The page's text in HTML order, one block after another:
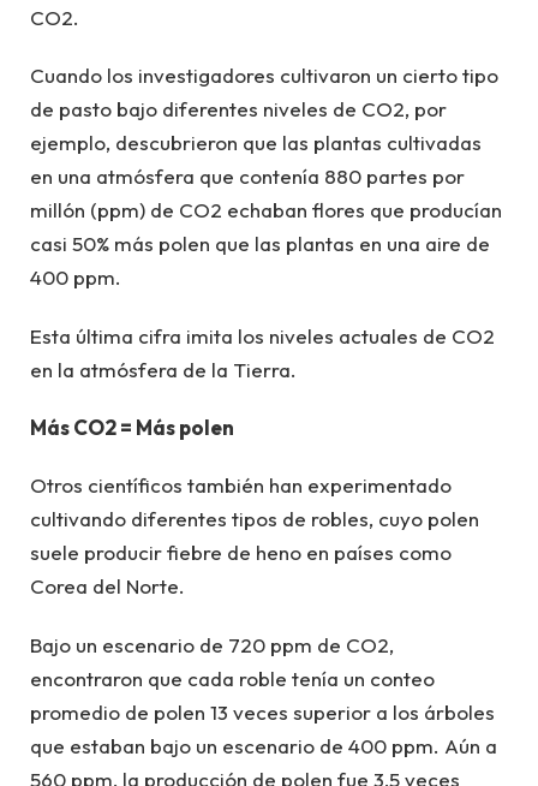
CO2.
Cuando los investigadores cultivaron un cierto tipo
de pasto bajo diferentes niveles de CO2, por
ejemplo, descubrieron que las plantas cultivadas
en una atmósfera que contenía 880 partes por
millón (ppm) de CO2 echaban flores que producían
casi 50% más polen que las plantas en una aire de
400 ppm.
Esta última cifra imita los niveles actuales de CO2
en la atmósfera de la Tierra.
Más CO2 = Más polen
Otros científicos también han experimentado
cultivando diferentes tipos de robles, cuyo polen
suele producir fiebre de heno en países como
Corea del Norte.
Bajo un escenario de 720 ppm de CO2,
encontraron que cada roble tenía un conteo
promedio de polen 13 veces superior a los árboles
que estaban bajo un escenario de 400 ppm. Aún a
560 ppm, la producción de polen fue 3,5 veces